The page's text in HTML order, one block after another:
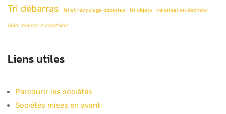
Tri débarras tri et recyclage débarras tri objets valorisation déchets
vider maison succession
Liens utiles
Parcourir les sociétés
Sociétés mises en avant